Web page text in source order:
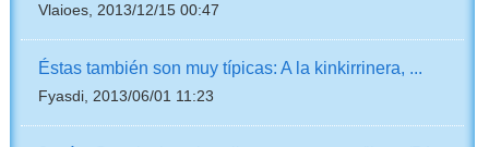
Vlaioes, 2013/12/15 00:47
Éstas también son muy típicas: A la kinkirrinera, ...
Fyasdi, 2013/06/01 11:23